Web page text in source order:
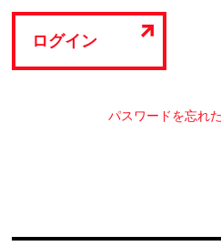
ログイン
パスワードを忘れ